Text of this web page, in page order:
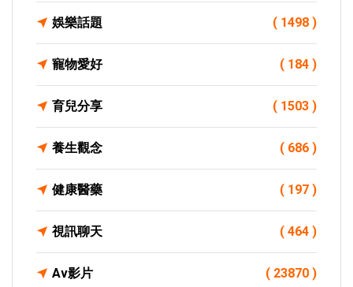
娛樂話題 ( 1498 )
寵物愛好 ( 184 )
育兒分享 ( 1503 )
養生觀念 ( 686 )
健康醫藥 ( 197 )
視訊聊天 ( 464 )
Av影片 ( 23870 )